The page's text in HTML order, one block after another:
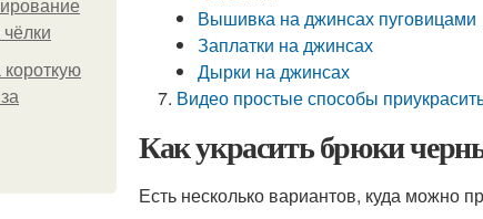
Вышивка на джинсах пуговицами
Заплатки на джинсах
Дырки на джинсах
Видео простые способы
Как украсить брюки
Есть несколько вариантов, куда можно